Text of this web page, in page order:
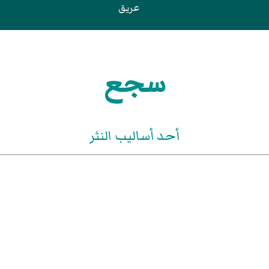
عريق
سجع
أحد أساليب النثر